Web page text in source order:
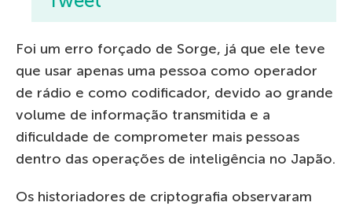
Foi um erro forçado de Sorge, já que ele teve
que usar apenas uma pessoa como operador
de rádio e como codificador, devido ao grande
volume de informação transmitida e a
dificuldade de comprometer mais pessoas
dentro das operações de inteligência no Japão.
Os historiadores de criptografia observaram